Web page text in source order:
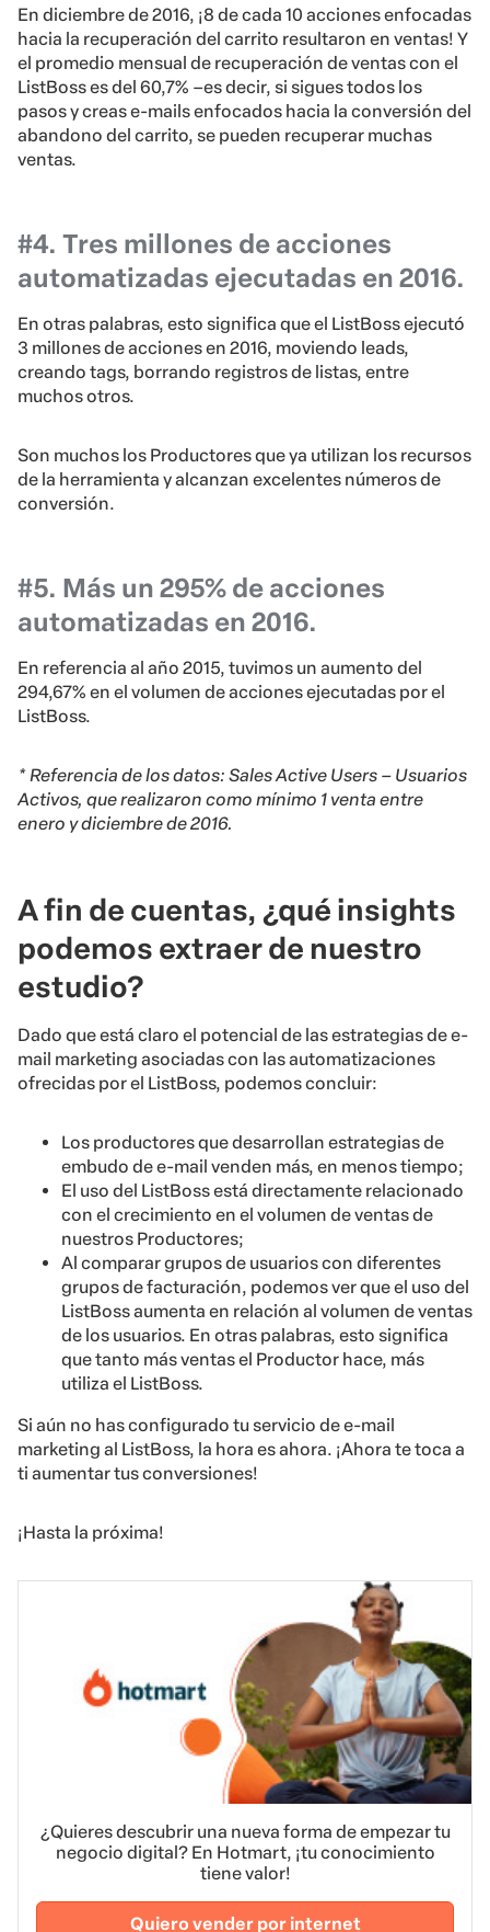
En diciembre de 2016, ¡8 de cada 10 acciones enfocadas
hacia la recuperación del carrito resultaron en ventas! Y
el promedio mensual de recuperación de ventas con el
ListBoss es del 60,7% –es decir, si sigues todos los
pasos y creas e-mails enfocados hacia la conversión del
abandono del carrito, se pueden recuperar muchas
ventas.
#4. Tres millones de acciones
automatizadas ejecutadas en 2016.
En otras palabras, esto significa que el ListBoss ejecutó
3 millones de acciones en 2016, moviendo leads,
creando tags, borrando registros de listas, entre
muchos otros.
Son muchos los Productores que ya utilizan los recursos
de la herramienta y alcanzan excelentes números de
conversión.
#5. Más un 295% de acciones
automatizadas en 2016.
En referencia al año 2015, tuvimos un aumento del
294,67% en el volumen de acciones ejecutadas por el
ListBoss.
* Referencia de los datos: Sales Active Users – Usuarios
Activos, que realizaron como mínimo 1 venta entre
enero y diciembre de 2016.
A fin de cuentas, ¿qué insights
podemos extraer de nuestro
estudio?
Dado que está claro el potencial de las estrategias de e-
mail marketing asociadas con las automatizaciones
ofrecidas por el ListBoss, podemos concluir:
Los productores que desarrollan estrategias de
embudo de e-mail venden más, en menos tiempo;
El uso del ListBoss está directamente relacionado
con el crecimiento en el volumen de ventas de
nuestros Productores;
Al comparar grupos de usuarios con diferentes
grupos de facturación, podemos ver que el uso del
ListBoss aumenta en relación al volumen de ventas
de los usuarios. En otras palabras, esto significa
que tanto más ventas el Productor hace, más
utiliza el ListBoss.
Si aún no has configurado tu servicio de e-mail
marketing al ListBoss, la hora es ahora. ¡Ahora te toca a
ti aumentar tus conversiones!
¡Hasta la próxima!
¿Quieres descubrir una nueva forma de empezar tu
negocio digital? En Hotmart, ¡tu conocimiento
tiene valor!
Quiero vender por internet